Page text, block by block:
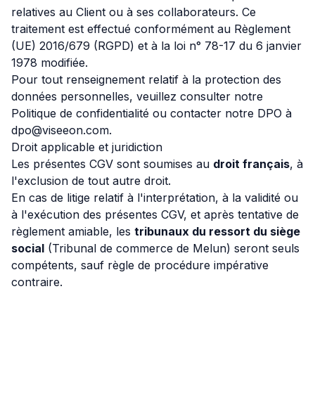
relatives au Client ou à ses collaborateurs. Ce
traitement est effectué conformément au Règlement
(UE) 2016/679 (RGPD) et à la loi n° 78-17 du 6 janvier
1978 modifiée.
Pour tout renseignement relatif à la protection des
données personnelles, veuillez consulter notre
Politique de confidentialité ou contacter notre DPO à
dpo@viseeon.com.
Droit applicable et juridiction
Les présentes CGV sont soumises au droit français, à
l'exclusion de tout autre droit.
En cas de litige relatif à l'interprétation, à la validité ou
à l'exécution des présentes CGV, et après tentative de
règlement amiable, les tribunaux du ressort du siège
social (Tribunal de commerce de Melun) seront seuls
compétents, sauf règle de procédure impérative
contraire.